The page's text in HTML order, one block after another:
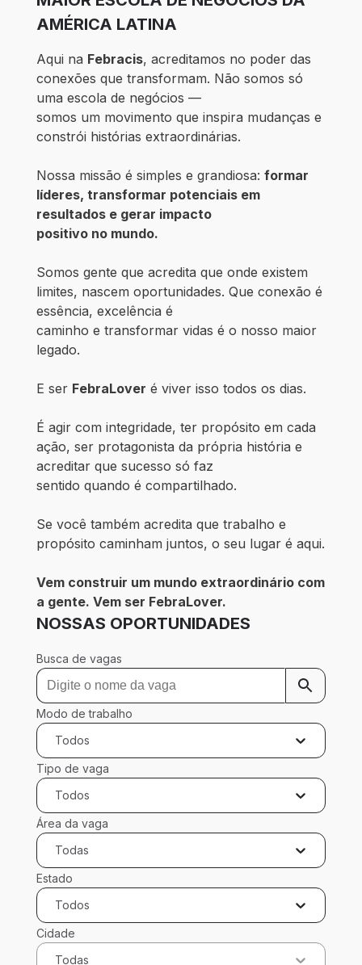
AMÉRICA LATINA
Aqui na Febracis, acreditamos no poder das
conexões que transformam. Não somos só
uma escola de negócios —
somos um movimento que inspira mudanças e
constrói histórias extraordinárias.
Nossa missão é simples e grandiosa: formar
líderes, transformar potenciais em
resultados e gerar impacto
positivo no mundo.
Somos gente que acredita que onde existem
limites, nascem oportunidades. Que conexão é
essência, excelência é
caminho e transformar vidas é o nosso maior
legado.
E ser FebraLover é viver isso todos os dias.
É agir com integridade, ter propósito em cada
ação, ser protagonista da própria história e
acreditar que sucesso só faz
sentido quando é compartilhado.
Se você também acredita que trabalho e
propósito caminham juntos, o seu lugar é aqui.
Vem construir um mundo extraordinário com
a gente. Vem ser FebraLover.
NOSSAS OPORTUNIDADES
Busca de vagas
Modo de trabalho
Todos
Tipo de vaga
Todos
Área da vaga
Todas
Estado
Todos
Cidade
Todas